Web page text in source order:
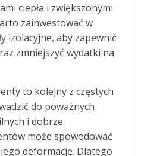
ciepła i zwiększonymi
zainwestować w
izolacyjne, aby zapewnić
zmniejszyć wydatki na
to kolejny z częstych
do poważnych
i dobrze
może spowodować
deformację. Dlatego